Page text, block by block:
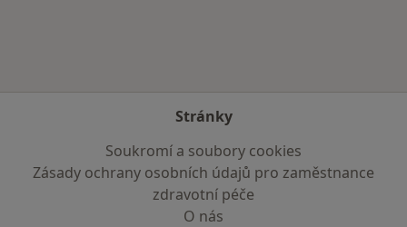
Stránky
Soukromí a soubory cookies
Zásady ochrany osobních údajů pro zaměstnance
zdravotní péče
O nás